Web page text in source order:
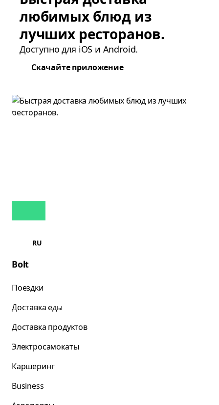
любимых блюд из
лучших ресторанов.
Доступно для iOS и Android.
Скачайте приложение
RU
Bolt
Поездки
Доставка еды
Доставка продуктов
Электросамокаты
Каршеринг
Business